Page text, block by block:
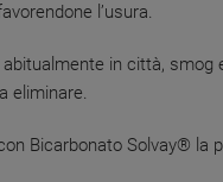
l’usura.
in città, smog
eliminare.
Bicarbonato Solvay® la